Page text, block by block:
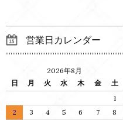
営業日カレンダー
2026年8月
日
月 火 水 木 金
土
1
2
3 4 5 6 7 8